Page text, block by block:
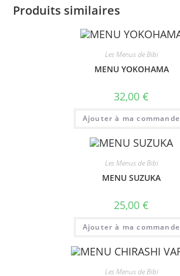
Produits similaires
Les Menus de Bibi
MENU YOKOHAMA
32,00 €
Ajouter à ma commande
Les Menus de Bibi
MENU SUZUKA
25,00 €
Ajouter à ma commande
Les Menus de Bibi